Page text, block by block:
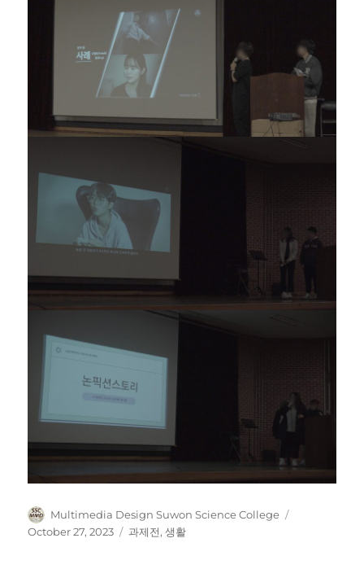
Author
Multimedia Design Suwon Science College
October 27, 2023 Categories
과제전,생활